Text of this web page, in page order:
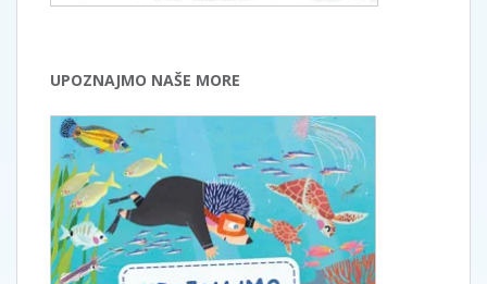
UPOZNAJMO NAŠE MORE